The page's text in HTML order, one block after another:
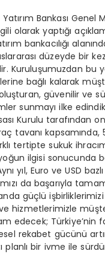
Bankası Genel
olarak yaptığı
bankacılığı
düzeyde bir
Kuruluşumuzdan bu
bağlı kalarak
güvenilir ve
sunmayı ilke
Kurulu tarafından
tavanı kapsamında,
tertipte sukuk
yoğun ilgisi sonucunda
yıl, Euro ve USD
da başarıyla
güçlü işbirliklerimizi
hizmetlerimizle
edecek; Türkiye’nin
rekabet gücünü
planlı bir ivme ile